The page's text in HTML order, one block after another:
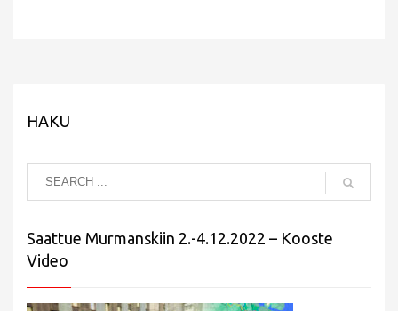
HAKU
Saattue Murmanskiin 2.-4.12.2022 – Kooste
Video